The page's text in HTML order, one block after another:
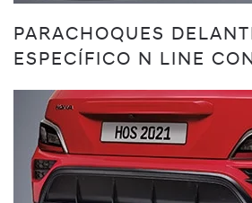
PARACHOQUES
ESPECÍFICO N LINE